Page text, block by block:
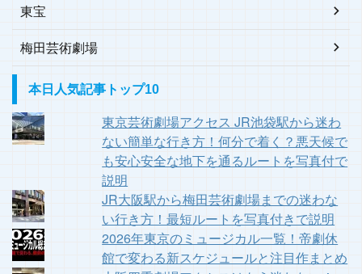
東宝
梅田芸術劇場
本日人気記事トップ10
東京芸術劇場アクセス JR池袋駅から迷わ
ない簡単な行き方！何分で着く？悪天候で
も安心安全な地下を通るルートを写真付で
説明
JR大阪駅から梅田芸術劇場までの迷わな
い行き方！最短ルートを写真付きで説明
2026年東京のミュージカル一覧！帝劇休
館で変わる新スケジュールと注目作まとめ